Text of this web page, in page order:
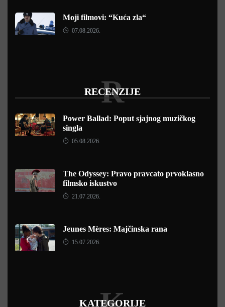
Moji filmovi: “Kuća zla“
07.08.2026.
RECENZIJE
R
Power Ballad: Poput sjajnog muzičkog
singla
05.08.2026.
The Odyssey: Pravo pravcato prvoklasno
filmsko iskustvo
21.07.2026.
Jeunes Mères: Majčinska rana
15.07.2026.
KATEGORIJE